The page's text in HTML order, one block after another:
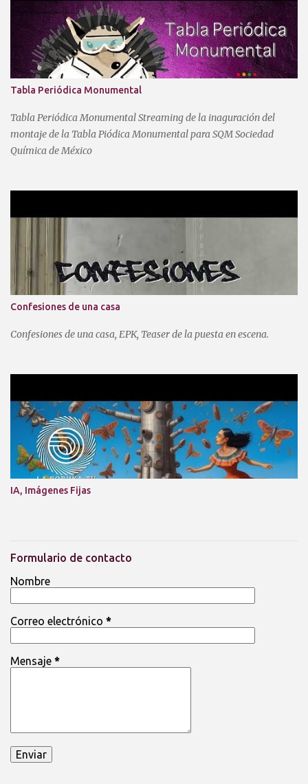
Tabla Periódica Monumental
Tabla Periódica Monumental Streaming de la inaguración del
montaje de la Tabla Piódica Monumental para SQM Sociedad
Química de México
Confesiones de una casa
Confesiones de una casa, EPK, Teaser de la puesta en escena.
IA, Imágenes Fijas
Formulario de contacto
Nombre
Correo electrónico *
Mensaje *